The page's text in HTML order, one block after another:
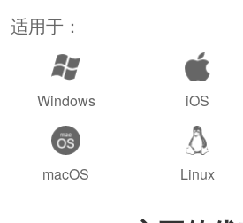
适用于：
Windows iOS
macOS Linux